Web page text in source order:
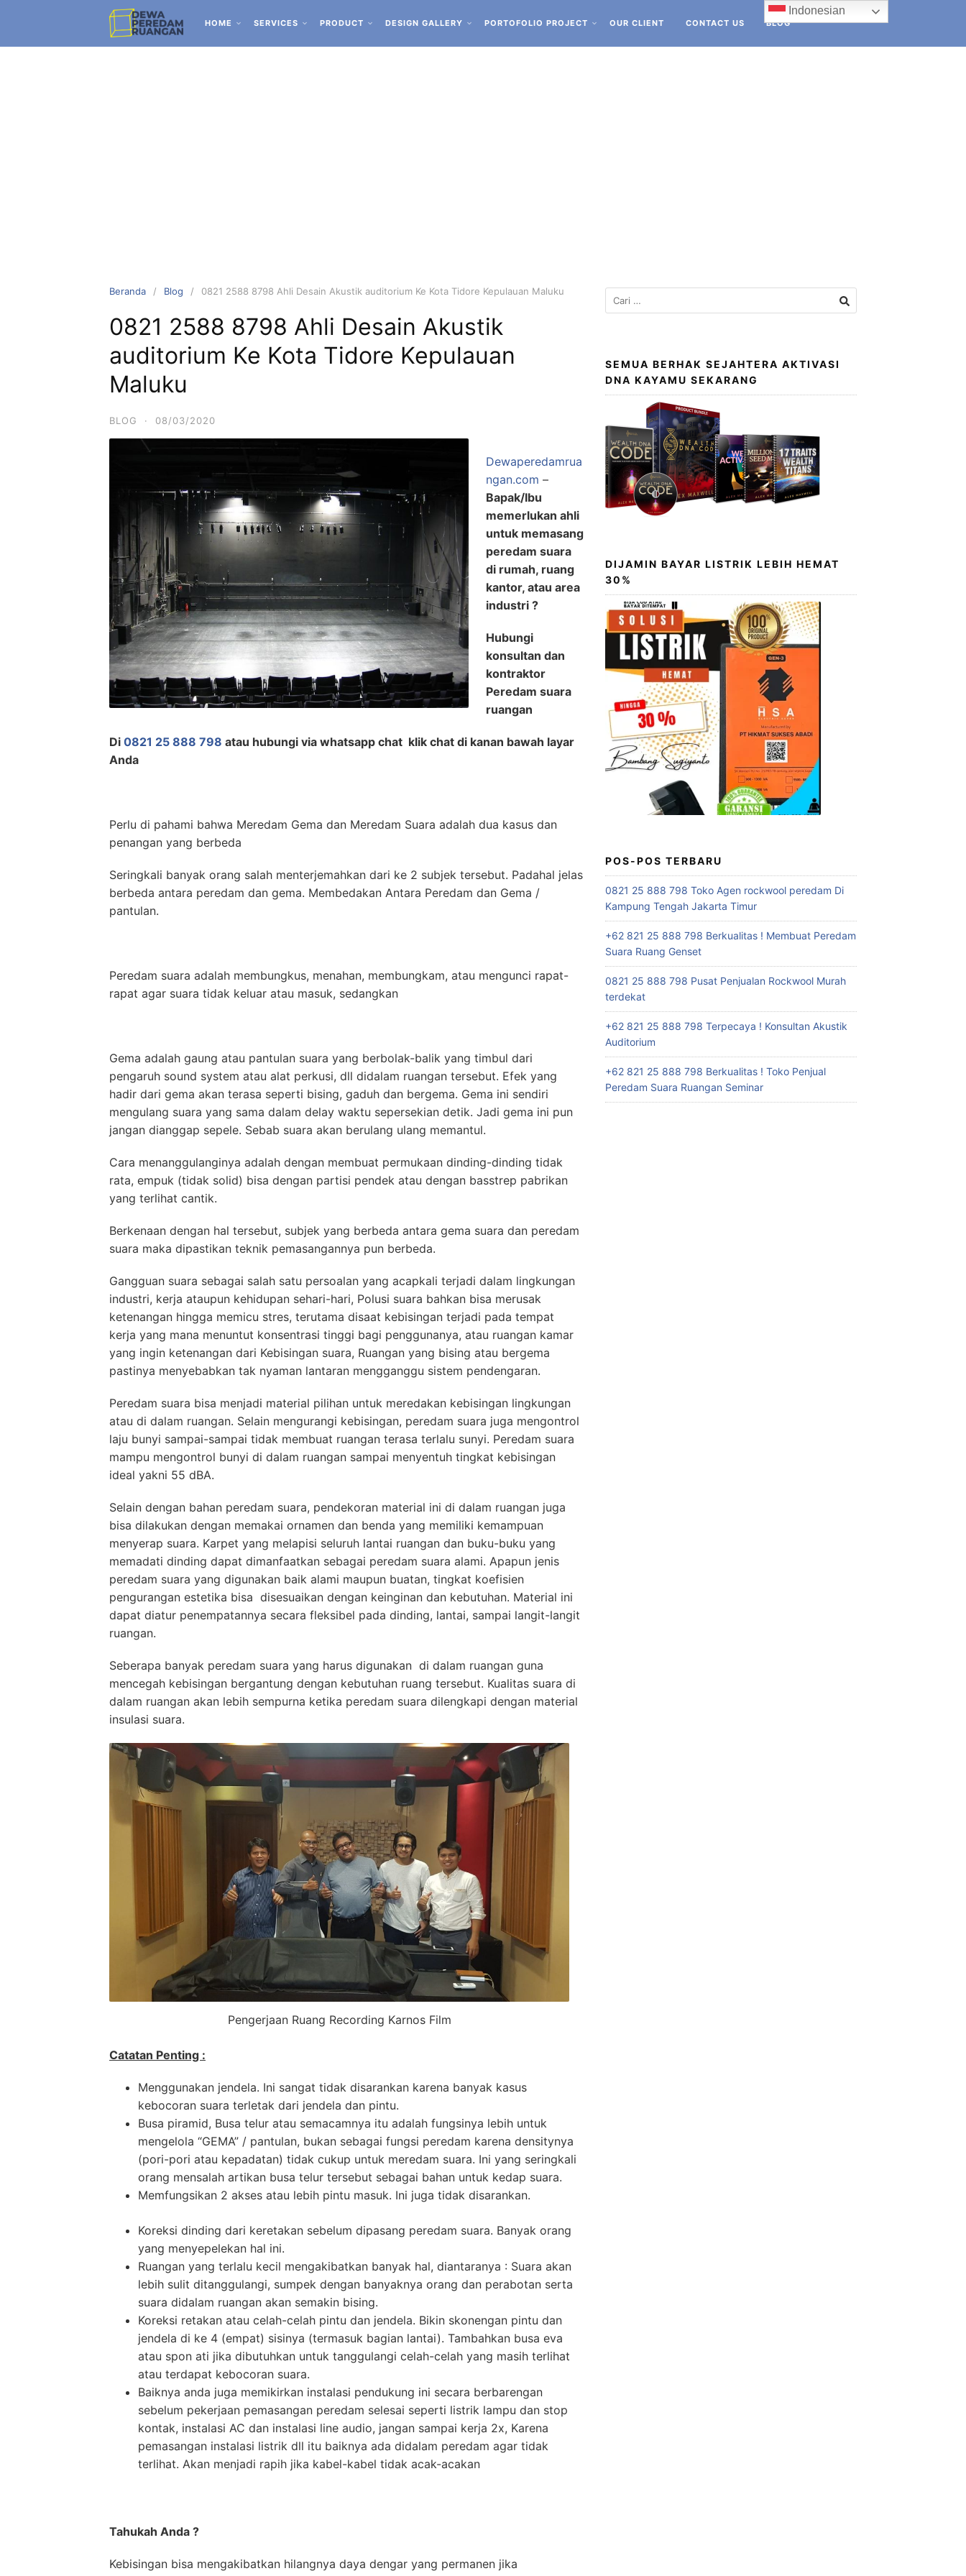
HOME SERVICES PRODUCT DESIGN GALLERY PORTOFOLIO PROJECT OUR CLIENT CONTACT US BLOG
Beranda Blog 0821 2588 8798 Ahli Desain Akustik auditorium Ke Kota Tidore Kepulauan Maluku
0821 2588 8798 Ahli Desain Akustik
auditorium Ke Kota Tidore Kepulauan
Maluku
BLOG · 08/03/2020
Dewaperedamrua
ngan.com –
Bapak/Ibu
memerlukan ahli
untuk memasang
peredam suara
di rumah, ruang
kantor, atau area
industri ?
Hubungi
konsultan dan
kontraktor
Peredam suara
ruangan
Di 0821 25 888 798 atau hubungi via whatsapp chat klik chat di kanan bawah layar
Anda
Perlu di pahami bahwa Meredam Gema dan Meredam Suara adalah dua kasus dan
penangan yang berbeda
Seringkali banyak orang salah menterjemahkan dari ke 2 subjek tersebut. Padahal jelas
berbeda antara peredam dan gema. Membedakan Antara Peredam dan Gema /
pantulan.
Peredam suara adalah membungkus, menahan, membungkam, atau mengunci rapat-
rapat agar suara tidak keluar atau masuk, sedangkan
Gema adalah gaung atau pantulan suara yang berbolak-balik yang timbul dari
pengaruh sound system atau alat perkusi, dll didalam ruangan tersebut. Efek yang
hadir dari gema akan terasa seperti bising, gaduh dan bergema. Gema ini sendiri
mengulang suara yang sama dalam delay waktu sepersekian detik. Jadi gema ini pun
jangan dianggap sepele. Sebab suara akan berulang ulang memantul.
Cara menanggulanginya adalah dengan membuat permukaan dinding-dinding tidak
rata, empuk (tidak solid) bisa dengan partisi pendek atau dengan basstrep pabrikan
yang terlihat cantik.
Berkenaan dengan hal tersebut, subjek yang berbeda antara gema suara dan peredam
suara maka dipastikan teknik pemasangannya pun berbeda.
Gangguan suara sebagai salah satu persoalan yang acapkali terjadi dalam lingkungan
industri, kerja ataupun kehidupan sehari-hari, Polusi suara bahkan bisa merusak
ketenangan hingga memicu stres, terutama disaat kebisingan terjadi pada tempat
kerja yang mana menuntut konsentrasi tinggi bagi penggunanya, atau ruangan kamar
yang ingin ketenangan dari Kebisingan suara, Ruangan yang bising atau bergema
pastinya menyebabkan tak nyaman lantaran mengganggu sistem pendengaran.
Peredam suara bisa menjadi material pilihan untuk meredakan kebisingan lingkungan
atau di dalam ruangan. Selain mengurangi kebisingan, peredam suara juga mengontrol
laju bunyi sampai-sampai tidak membuat ruangan terasa terlalu sunyi. Peredam suara
mampu mengontrol bunyi di dalam ruangan sampai menyentuh tingkat kebisingan
ideal yakni 55 dBA.
Selain dengan bahan peredam suara, pendekoran material ini di dalam ruangan juga
bisa dilakukan dengan memakai ornamen dan benda yang memiliki kemampuan
menyerap suara. Karpet yang melapisi seluruh lantai ruangan dan buku-buku yang
memadati dinding dapat dimanfaatkan sebagai peredam suara alami. Apapun jenis
peredam suara yang digunakan baik alami maupun buatan, tingkat koefisien
pengurangan estetika bisa disesuaikan dengan keinginan dan kebutuhan. Material ini
dapat diatur penempatannya secara fleksibel pada dinding, lantai, sampai langit-langit
ruangan.
Seberapa banyak peredam suara yang harus digunakan di dalam ruangan guna
mencegah kebisingan bergantung dengan kebutuhan ruang tersebut. Kualitas suara di
dalam ruangan akan lebih sempurna ketika peredam suara dilengkapi dengan material
insulasi suara.
Pengerjaan Ruang Recording Karnos Film
Catatan Penting :
Menggunakan jendela. Ini sangat tidak disarankan karena banyak kasus
kebocoran suara terletak dari jendela dan pintu.
Busa piramid, Busa telur atau semacamnya itu adalah fungsinya lebih untuk
mengelola “GEMA” / pantulan, bukan sebagai fungsi peredam karena densitynya
(pori-pori atau kepadatan) tidak cukup untuk meredam suara. Ini yang seringkali
orang mensalah artikan busa telur tersebut sebagai bahan untuk kedap suara.
Memfungsikan 2 akses atau lebih pintu masuk. Ini juga tidak disarankan.
Koreksi dinding dari keretakan sebelum dipasang peredam suara. Banyak orang
yang menyepelekan hal ini.
Ruangan yang terlalu kecil mengakibatkan banyak hal, diantaranya : Suara akan
lebih sulit ditanggulangi, sumpek dengan banyaknya orang dan perabotan serta
suara didalam ruangan akan semakin bising.
Koreksi retakan atau celah-celah pintu dan jendela. Bikin skonengan pintu dan
jendela di ke 4 (empat) sisinya (termasuk bagian lantai). Tambahkan busa eva
atau spon ati jika dibutuhkan untuk tanggulangi celah-celah yang masih terlihat
atau terdapat kebocoran suara.
Baiknya anda juga memikirkan instalasi pendukung ini secara berbarengan
sebelum pekerjaan pemasangan peredam selesai seperti listrik lampu dan stop
kontak, instalasi AC dan instalasi line audio, jangan sampai kerja 2x, Karena
pemasangan instalasi listrik dll itu baiknya ada didalam peredam agar tidak
terlihat. Akan menjadi rapih jika kabel-kabel tidak acak-acakan
Tahukah Anda ?
Kebisingan bisa mengakibatkan hilangnya daya dengar yang permanen jika
SEMUA BERHAK SEJAHTERA AKTIVASI
DNA KAYAMU SEKARANG
DIJAMIN BAYAR LISTRIK LEBIH HEMAT
30%
POS-POS TERBARU
0821 25 888 798 Toko Agen rockwool peredam Di
Kampung Tengah Jakarta Timur
+62 821 25 888 798 Berkualitas ! Membuat Peredam
Suara Ruang Genset
0821 25 888 798 Pusat Penjualan Rockwool Murah
terdekat
+62 821 25 888 798 Terpecaya ! Konsultan Akustik
Auditorium
+62 821 25 888 798 Berkualitas ! Toko Penjual
Peredam Suara Ruangan Seminar
Indonesian